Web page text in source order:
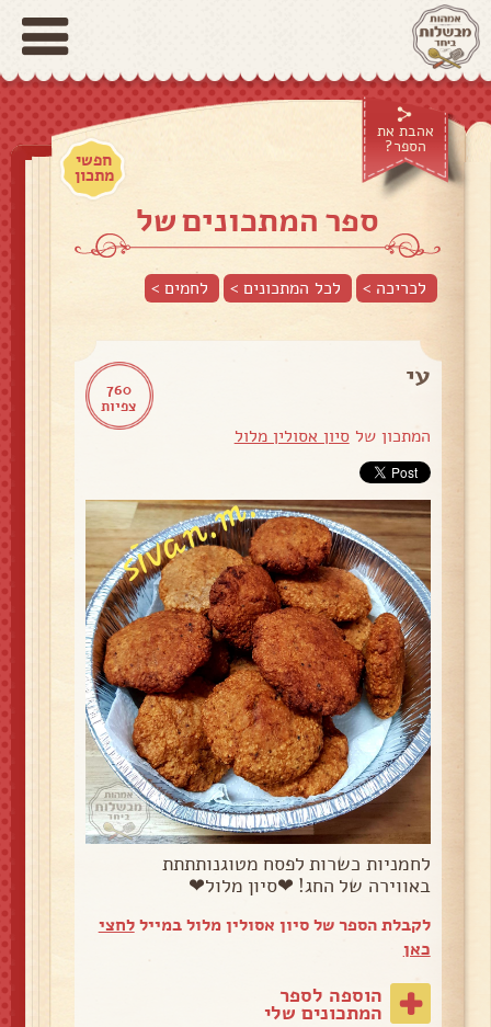
אהבת את
הספר?
חפשי
מתכון
ספר המתכונים של
לכריכה > לכל המתכונים > לחמים>
760
צפיות
עי
המתכון שלסיון אסולין מלול
לחמניות כשרות לפסח מטוגנותתתת
באווירה של החג! ❤סיון מלול❤
לקבלת הספר של סיון אסולין מלול במייללחצי
כאן
הוספה לספר
המתכונים שלי